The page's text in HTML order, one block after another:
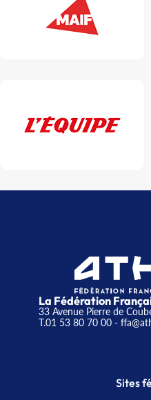
La Fédération
33 Avenue Pierre de
T.01 53 80 70 00-
Sites